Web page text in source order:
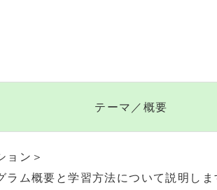
テーマ／概要
ョン＞
ラム概要と学習方法について説明しま